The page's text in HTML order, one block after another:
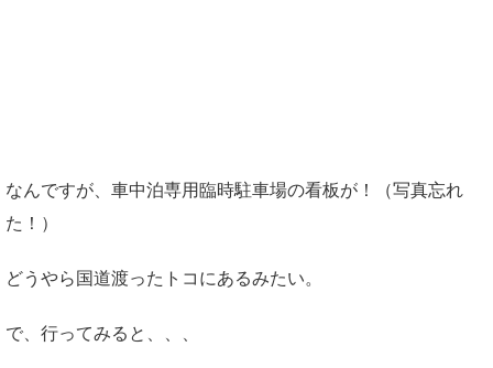
なんですが、車中泊専用臨時駐車場の看板が！（写真忘れ
た！）
どうやら国道渡ったトコにあるみたい。
で、行ってみると、、、